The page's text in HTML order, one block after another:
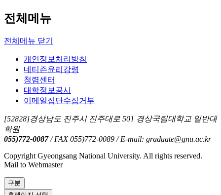
전체메뉴
전체메뉴 닫기
개인정보처리방침
네티즌윤리강령
청렴센터
대학정보공시
이메일집단수집거부
[52828]경상남도 진주시 진주대로 501 경상국립대학교 일반대
학원
055)772-0087 / FAX 055)772-0089 / E-mail: graduate@gnu.ac.kr
Copyright Gyeongsang National University. All rights reserved.
Mail to Webmaster
구분